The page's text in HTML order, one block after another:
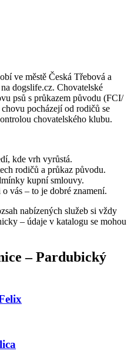
ve městě Česká Třebová a
dogslife.cz. Chovatelské
psů s průkazem původu (FCI/
pocházejí od rodičů se
chovatelského klubu.
kde vrh vyrůstá.
rodičů a průkaz původu.
kupní smlouvy.
vás – to je dobré znamení.
nabízených služeb si vždy
– údaje v katalogu se mohou
–Pardubický